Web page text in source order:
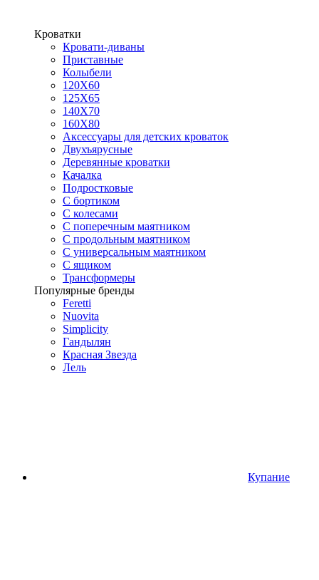
Кроватки
Кровати-диваны
Приставные
Колыбели
120Х60
125X65
140Х70
160Х80
Аксессуары для детских кроваток
Двухъярусные
Деревянные кроватки
Качалка
Подростковые
С бортиком
С колесами
С поперечным маятником
С продольным маятником
С универсальным маятником
С ящиком
Трансформеры
Популярные бренды
Feretti
Nuovita
Simplicity
Гандылян
Красная Звезда
Лель
Купание